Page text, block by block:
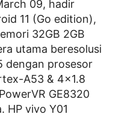
09, hadir
11 (Go edition),
32GB 2GB
utama beresolusi
dengan prosesor
A53 & 4×1.8
GE8320
HP vivo Y01